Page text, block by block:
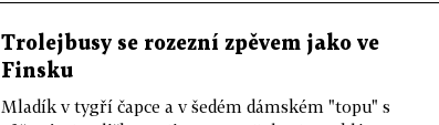
Trolejbusy se rozezní zpěvem jako ve
Finsku
Mladík v tygří čapce a v šedém dámském "topu" s